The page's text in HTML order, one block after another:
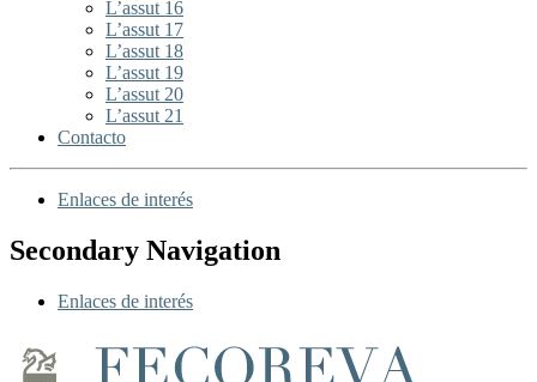
L’assut 16
L’assut 17
L’assut 18
L’assut 19
L’assut 20
L’assut 21
Contacto
Enlaces de interés
Secondary Navigation
Enlaces de interés